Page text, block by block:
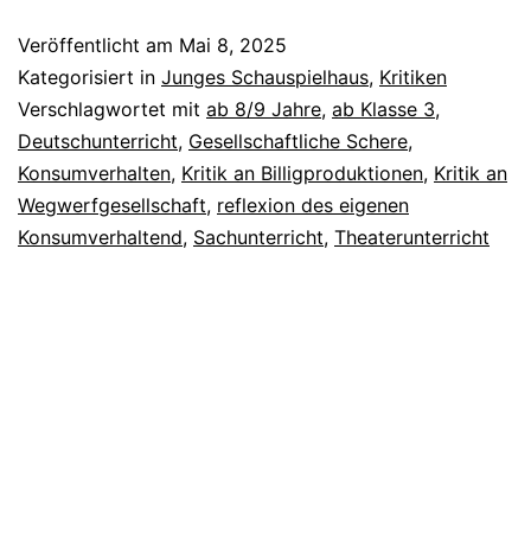
Veröffentlicht am Mai 8, 2025
Kategorisiert in Junges Schauspielhaus, Kritiken
Verschlagwortet mit ab 8/9 Jahre, ab Klasse 3,
Deutschunterricht, Gesellschaftliche Schere,
Konsumverhalten, Kritik an Billigproduktionen, Kritik an
Wegwerfgesellschaft, reflexion des eigenen
Konsumverhaltend, Sachunterricht, Theaterunterricht